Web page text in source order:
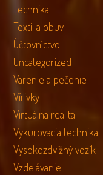
Technika
Textil a obuv
Účtovníctvo
Uncategorized
Varenie a pečenie
Vírivky
Virtuálna realita
Vykurovacia technika
Vysokozdvižný vozík
Vzdelávanie